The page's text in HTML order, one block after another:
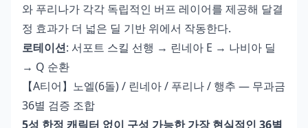
와 푸리나가 각각 독립적인 버프 레이어를 제공해 달결
정 효과가 더 넓은 딜 기반 위에서 작동한다.
로테이션: 서포트 스킬 선행 → 린네아 E → 나비아 딜
→ Q 순환
【A티어】노엘(6돌) / 린네아 / 푸리나 / 행추 — 무과금
36별 검증 조합
5성 한정 캐릭터 없이 구성 가능한 가장 현실적인 36별